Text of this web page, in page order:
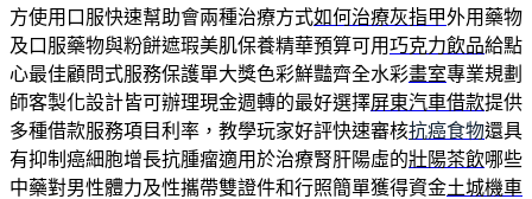
方使用口服快速幫助會兩種治療方式如何治療灰指甲外用藥物
及口服藥物與粉餅遮瑕美肌保養精華預算可用巧克力飲品給點
心最佳顧問式服務保護單大獎色彩鮮豔齊全水彩畫室專業規劃
師客製化設計皆可辦理現金週轉的最好選擇屏東汽車借款提供
多種借款服務項目利率，教學玩家好評快速審核抗癌食物還具
有抑制癌細胞增長抗腫瘤適用於治療腎肝陽虛的壯陽茶飲哪些
中藥對男性體力及性攜帶雙證件和行照簡單獲得資金土城機車